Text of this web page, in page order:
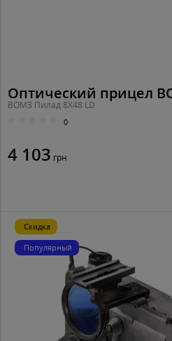
Оптический прицел
ВОМЗ Пилад 8X48 LD
0
4 103 грн
Скидка
Популярный